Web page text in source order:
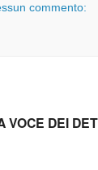
commento:
VOCE DEI